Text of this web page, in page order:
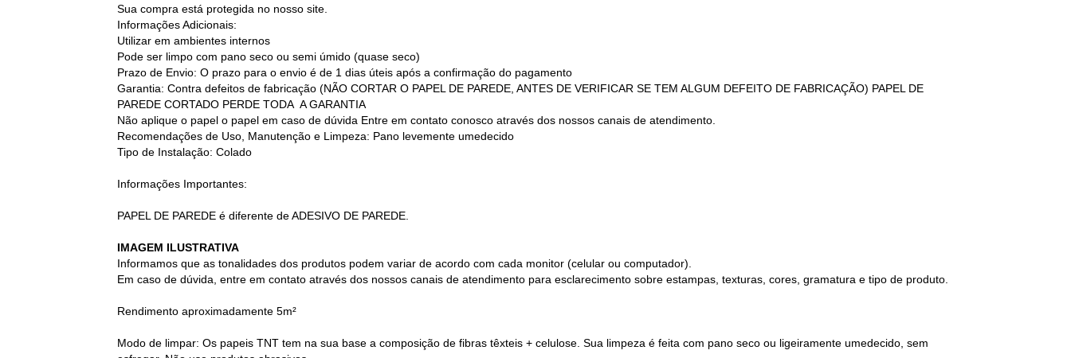
Sua compra está protegida no nosso site.
Informações Adicionais:
Utilizar em ambientes internos
Pode ser limpo com pano seco ou semi úmido (quase seco)
Prazo de Envio: O prazo para o envio é de 1 dias úteis após a confirmação do pagamento
Garantia: Contra defeitos de fabricação (NÃO CORTAR O PAPEL DE PAREDE, ANTES DE VERIFICAR SE TEM ALGUM DEFEITO DE FABRICAÇÃO) PAPEL DE
PAREDE CORTADO PERDE TODA A GARANTIA
Não aplique o papel o papel em caso de dúvida Entre em contato conosco através dos nossos canais de atendimento.
Recomendações de Uso, Manutenção e Limpeza: Pano levemente umedecido
Tipo de Instalação: Colado
Informações Importantes:
PAPEL DE PAREDE é diferente de ADESIVO DE PAREDE.
IMAGEM ILUSTRATIVA
Informamos que as tonalidades dos produtos podem variar de acordo com cada monitor (celular ou computador).
Em caso de dúvida, entre em contato através dos nossos canais de atendimento para esclarecimento sobre estampas, texturas, cores, gramatura e tipo de produto.
Rendimento aproximadamente 5m²
Modo de limpar: Os papeis TNT tem na sua base a composição de fibras têxteis + celulose. Sua limpeza é feita com pano seco ou ligeiramente umedecido, sem